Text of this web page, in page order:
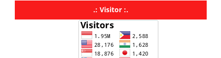
.: Visitor :.